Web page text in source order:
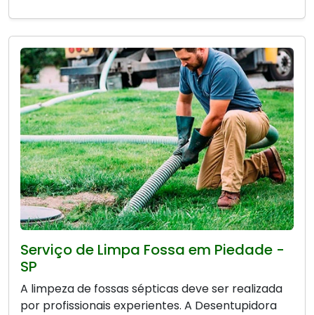
Serviço de Limpa Fossa em Piedade -
SP
A limpeza de fossas sépticas deve ser realizada
por profissionais experientes. A Desentupidora